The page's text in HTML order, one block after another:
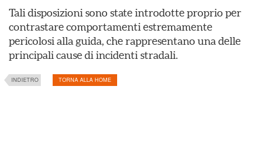
Tali disposizioni sono state introdotte proprio per
contrastare comportamenti estremamente
pericolosi alla guida, che rappresentano una delle
principali cause di incidenti stradali.
INDIETRO TORNA ALLA HOME